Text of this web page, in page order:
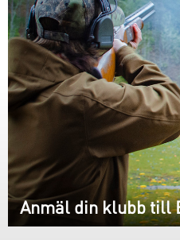
Anmäl din klubb till